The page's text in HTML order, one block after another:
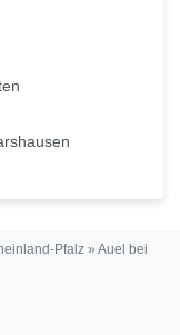
Pfalz» Auel bei